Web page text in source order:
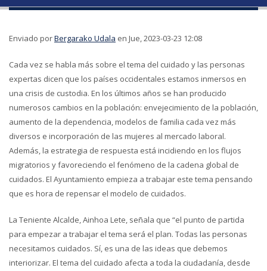
Enviado porBergarako Udala en Jue, 2023-03-23 12:08
Cada vez se habla más sobre el tema del cuidado y las personas
expertas dicen que los países occidentales estamos inmersos en
una crisis de custodia. En los últimos años se han producido
numerosos cambios en la población: envejecimiento de la población,
aumento de la dependencia, modelos de familia cada vez más
diversos e incorporación de las mujeres al mercado laboral.
Además, la estrategia de respuesta está incidiendo en los flujos
migratorios y favoreciendo el fenómeno de la cadena global de
cuidados. El Ayuntamiento empieza a trabajar este tema pensando
que es hora de repensar el modelo de cuidados.
La Teniente Alcalde, Ainhoa Lete, señala que “el punto de partida
para empezar a trabajar el tema será el plan. Todas las personas
necesitamos cuidados. Sí, es una de las ideas que debemos
interiorizar. El tema del cuidado afecta a toda la ciudadanía, desde